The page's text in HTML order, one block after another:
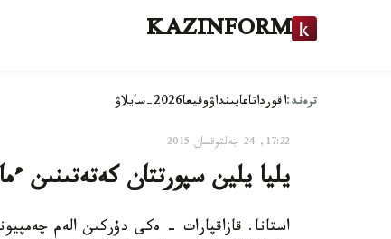
KAZINFORM
ترەند:اقورداتاعايىنداۋوقيعا2026-سايلاۋ
17:22, 24 جەلتوقسان 2015
يليا يلين سپورتتان كەتەتىنىن